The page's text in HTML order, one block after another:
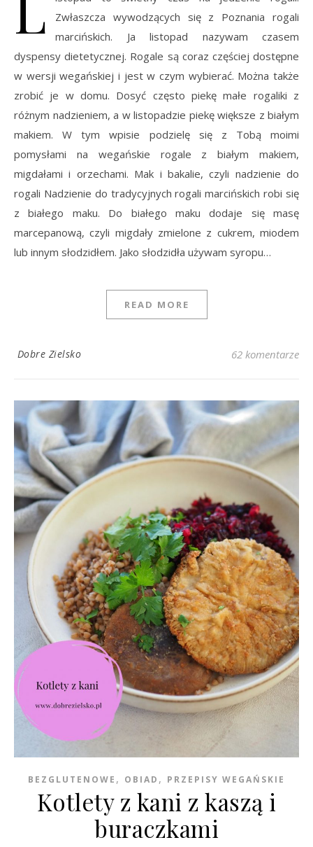
Zwłaszcza wywodzących się z Poznania rogali
marcińskich. Ja listopad nazywam czasem
dyspensy dietetycznej. Rogale są coraz częściej dostępne
w wersji wegańskiej i jest w czym wybierać. Można także
zrobić je w domu. Dosyć często piekę małe rogaliki z
różnym nadzieniem, a w listopadzie piekę większe z białym
makiem. W tym wpisie podzielę się z Tobą moimi
pomysłami na wegańskie rogale z białym makiem,
migdałami i orzechami. Mak i bakalie, czyli nadzienie do
rogali Nadzienie do tradycyjnych rogali marcińskich robi się
z białego maku. Do białego maku dodaje się masę
marcepanową, czyli migdały zmielone z cukrem, miodem
lub innym słodzidłem. Jako słodzidła używam syropu…
READ MORE
Dobre Zielsko 62 komentarze
BEZGLUTENOWE , OBIAD , PRZEPISY WEGAŃSKIE
Kotlety z kani z kaszą i
buraczkami